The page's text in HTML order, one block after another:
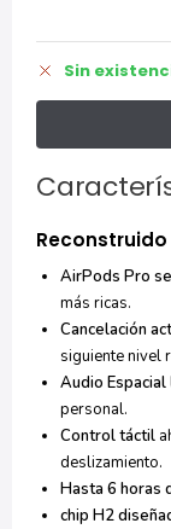
Sin
AirPods Pro
más ricas.
Cancelación
siguiente nivel
Audio Espacial
personal.
Control táctil
deslizamiento.
Hasta 6 horas
chip H2